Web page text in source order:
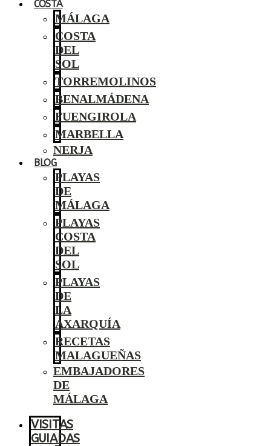
COSTA
MÁLAGA
COSTA
DEL
SOL
TORREMOLINOS
BENALMÁDENA
FUENGIROLA
MARBELLA
NERJA
BLOG
PLAYAS
DE
MÁLAGA
PLAYAS
COSTA
DEL
SOL
PLAYAS
DE
LA
AXARQUÍA
RECETAS
MALAGUEÑAS
EMBAJADORES
DE
MÁLAGA
VISITAS
GUIADAS